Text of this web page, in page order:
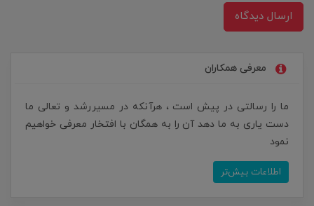
ارسال دیدگاه
معرفی همکاران
ما را رسالتی در پیش است ، هرآنکه در مسیررشد و تعالی ما
دست یاری به ما دهد آن را به همگان با افتخار معرفی خواهیم
نمود
اطلاعات بیش‌تر